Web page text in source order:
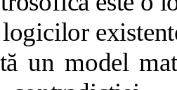
logicilor
ă un model